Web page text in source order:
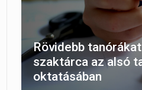
Rövidebb
szaktárca az alsó
oktatásában